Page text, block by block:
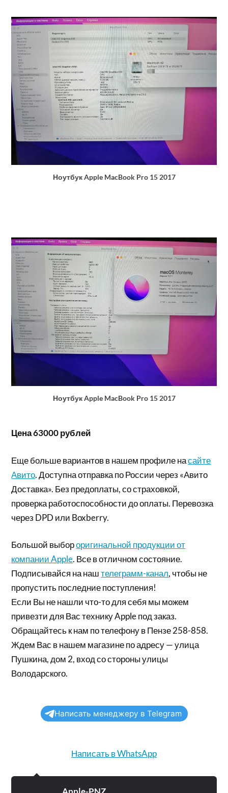
Ноутбук Apple MacBook Pro 15 2017
Ноутбук Apple MacBook Pro 15 2017
Цена 63000 рублей
Еще больше вариантов в нашем профиле насайте
Авито. Доступна отправка по России через «Авито
Доставка». Без предоплаты, со страховкой,
проверка работоспособности до оплаты. Перевозка
через DPD или Boxberry.
Большой выбороригинальной продукции от
компании Apple. Все в отличном состояние.
Подписывайся на наштелеграмм-канал, чтобы не
пропустить последние поступления!
Если Вы не нашли что-то для себя мы можем
привезти для Вас технику Apple под заказ.
Обращайтесь к нам по телефону в Пензе 258-858.
Ждем Вас в нашем магазине по адресу — улица
Пушкина, дом 2, вход со стороны улицы
Володарского.
Написать менеджеру в Telegram
Написать в WhatsApp